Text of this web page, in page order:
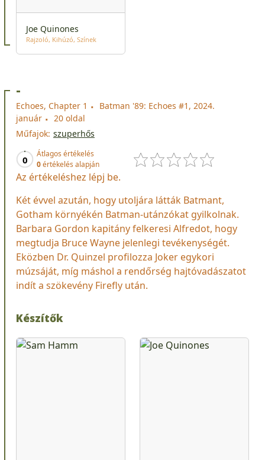
Joe Quinones
Rajzoló Kihúzó Színek
-
Echoes, Chapter 1
Batman '89: Echoes #1, 2024.
január
20 oldal
Műfajok: szuperhős
0
Átlagos értékelés
0értékelés alapján
Az értékeléshez lépj be.
Két évvel azután, hogy utoljára látták Batmant,
Gotham környékén Batman-utánzókat gyilkolnak.
Barbara Gordon kapitány felkeresi Alfredot, hogy
megtudja Bruce Wayne jelenlegi tevékenységét.
Eközben Dr. Quinzel profilozza Joker egykori
múzsáját, míg máshol a rendőrség hajtóvadászatot
indít a szökevény Firefly után.
Készítők